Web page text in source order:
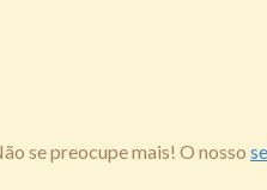
se preocupe mais! O nosso